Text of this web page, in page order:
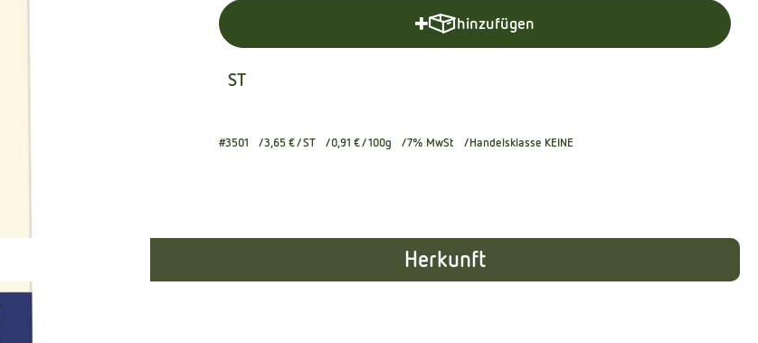
hinzufügen
Produkt zum Warenkorb hinzufügen
ST
#3501 3,65 €/ ST 0,91 €/ 100g 7% MwSt Handelsklasse KEINE
Herkunft